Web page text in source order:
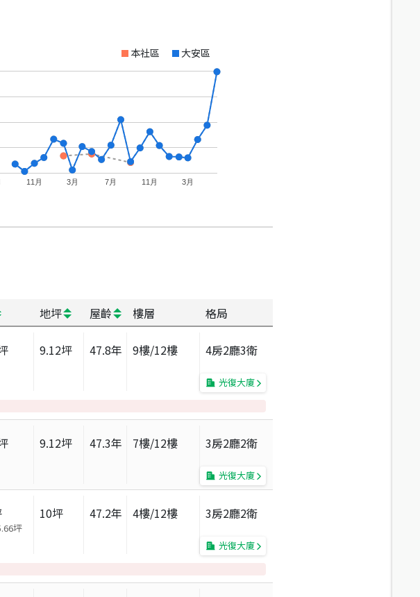
本社區 大安區
11月 3月 7月 11月 3月
地坪 屋齡 樓層 格局
9.12坪 47.8年 9樓/12樓 4房2廳3衛
光復大廈
9.12坪 47.3年 7樓/12樓 3房2廳2衛
光復大廈
坪
10坪 47.2年 4樓/12樓 3房2廳2衛
光復大廈